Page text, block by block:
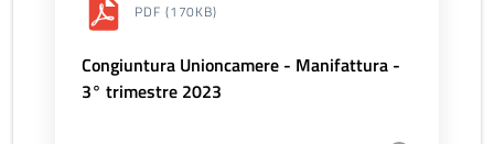
PDF (170KB)
Congiuntura Unioncamere - Manifattura -
3° trimestre 2023